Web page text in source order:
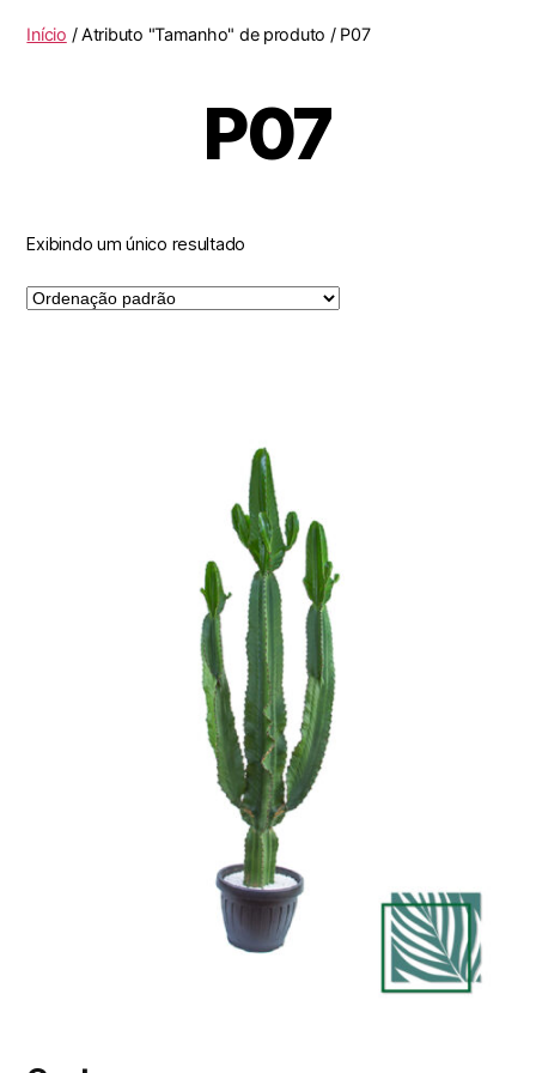
Início / Atributo "Tamanho" de produto / P07
P07
Exibindo um único resultado